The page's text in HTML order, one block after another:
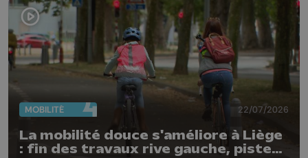
MOBILITÉ 22/07/2026
La mobilité douce s'améliore à Liège
: fin des travaux rive gauche, pistes